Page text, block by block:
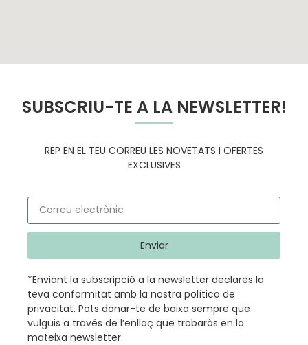
SUBSCRIU-TE A LA NEWSLETTER!
REP EN EL TEU CORREU LES NOVETATS I OFERTES
EXCLUSIVES
Enviar
*Enviant la subscripció a la newsletter declares la
teva conformitat amb la nostra política de
privacitat. Pots donar-te de baixa sempre que
vulguis a través de l’enllaç que trobaràs en la
mateixa newsletter.